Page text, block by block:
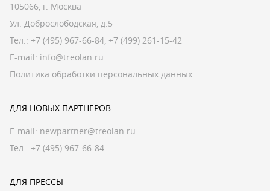
105066, г. Москва
Ул. Доброслободская, д.5
Тел.: +7 (495) 967-66-84, +7 (499) 261-15-42
E-mail: info@treolan.ru
Политика обработки персональных данных
ДЛЯ НОВЫХ ПАРТНЕРОВ
E-mail: newpartner@treolan.ru
Тел.: +7 (495) 967-66-84
ДЛЯ ПРЕССЫ